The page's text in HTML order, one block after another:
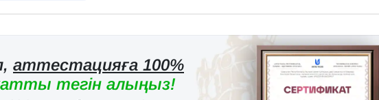
аттестацияға 100%
тегін алыңыз!